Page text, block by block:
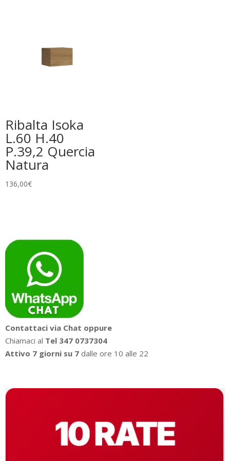
Ribalta Isoka
L.60 H.40
P.39,2 Quercia
Natura
136,00€
Contattaci via Chat oppure
Chiamaci al Tel 347 0737304
Attivo 7 giorni su 7 dalle ore 10 alle 22